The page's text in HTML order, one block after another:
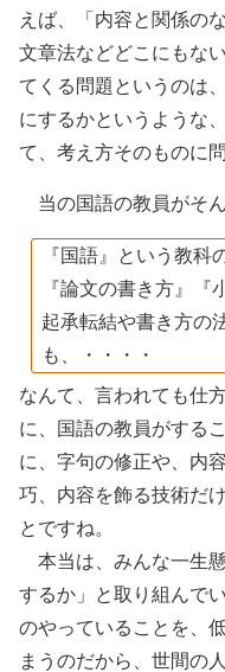
えば、「内容と関係の
文章法などどこにもな
てくる問題というのは
にするかというような
て、考え方そのものに
当の国語の教員がそ
『国語』という教科
『論文の書き方』『
起承転結や書き方の
も、・・・・
なんて、言われても仕
に、国語の教員がする
に、字句の修正や、内
巧、内容を飾る技術だ
とですね。
本当は、みんな一生
するか」と取り組んで
のやっていることを、
まうのだから、世間の